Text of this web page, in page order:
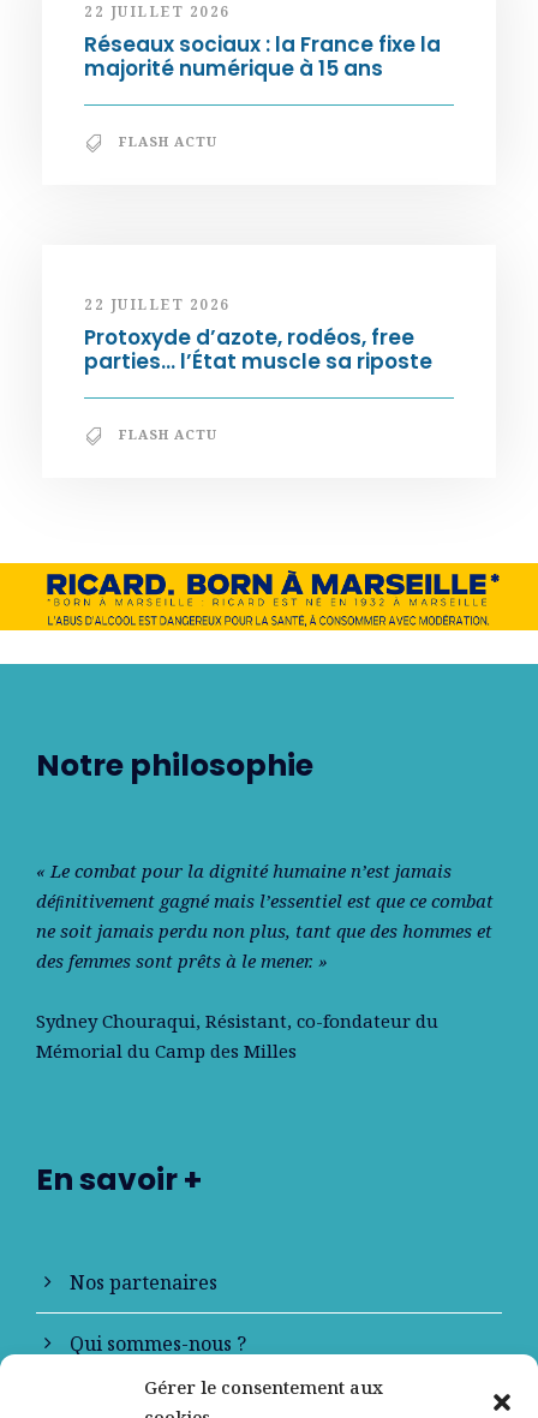
Gérer le consentement aux
22 JUILLET 2026
Réseaux sociaux : la France fixe la
majorité numérique à 15 ans
FLASH ACTU
22 JUILLET 2026
Protoxyde d’azote, rodéos, free
parties… l’État muscle sa riposte
FLASH ACTU
Notre philosophie
« Le combat pour la dignité humaine n’est jamais
déﬁnitivement gagné mais l’essentiel est que ce combat
ne soit jamais perdu non plus, tant que des hommes et
des femmes sont prêts à le mener. »
Sydney Chouraqui, Résistant, co-fondateur du
Mémorial du Camp des Milles
En savoir +
Nos partenaires
Qui sommes-nous ?
Contactez-nous